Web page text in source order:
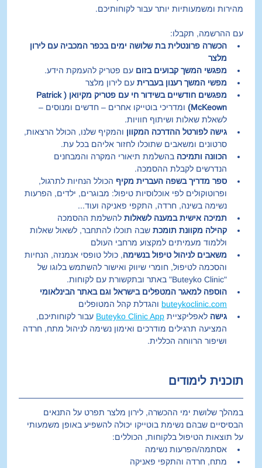
מהירות ומשמעותיות יותר עבור לקוחותיכם.
עם ההרשמה, תקבלו:
הכשרה פרונטלית בת שלושה ימים בכפר המכביה עם לירון
מלצר
מפגשי המשך קבועים בזום עם פטריק להעמקת הידע.
מפשי המשך רענון בעברית עם לירון מלצר
מפגשים חודשיים בשידור חי עם פטריק מקיואן (Patrick
McKeown) ומדריכי בוטייקו אחרים – חדשים ומנוסים –
לשאלת שאלות ושיתוף חוויות.
גישה לפורטל ההדרכה המקוון והמקיף שלנו, הכולל הרצאות,
סרטונים ומשאבים שתוכלו לחזור אליהם בכל עת.
הכוונה ותמיכה בהשלמת תיאורי המקרה והמבחנים
הנדרשים לקבלת ההסמכה.
ספר מדריך בשפה העברית מקיף הכולל הנחיות לתרגול,
ופרוטוקולים לפי אוכלוסיות טיפול: מבוגרים, ילדים, הפרעות
נשימה בשינה, חרדה, התקפי פאניקה ועוד...
תמיכה אישית במענה לשאלות להשלמת ההסמכה
קהילה מקוונת תומכת שבה תוכלו להתחבר, לשאול שאלות
וללמוד מעמיתים למקצוע מרחבי העולם
משאבים לניהול טיפול בנשימה, כולל טופסי אנמנזה, הנחיות
והסכמה לטיפול, חומרי שיווק ואישור להשתמש בלוגו של
"Buteyko Clinic" באתר ובתקשורת עם לקוחות.
הוספה למאגר המטפלים בישראל וגם באתר הבינלאומי
buteykoclinic.com והגדלת קהל המטופלים
גישה לאפליקציית Buteyko Clinic App עבור לקוחותיכם,
המציעה תרגילים מודרכים ואימון נשימה לניהול מתח, חרדה
ושיפור הרווחה הכללית.
תוכנית לימודים
במהלך שלושת ימי ההכשרה, לירון מלצר תפרט על התנאים
הבסיסיים שבהם נשימת בוטייקו יכולה להשפיע באופן משמעותי
על תוצאות הטיפול בלקוחות, הכוללים:
אסתמה/הפרעות נשימה
מתח, חרדה והתקפי פאניקה